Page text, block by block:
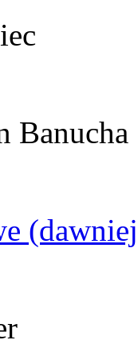
Banucha